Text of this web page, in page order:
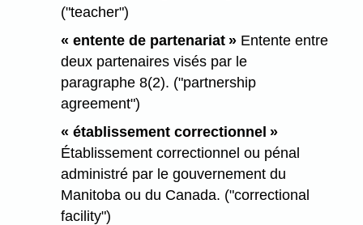
("teacher")
« entente de partenariat » Entente entre
deux partenaires visés par le
paragraphe 8(2). ("partnership
agreement")
« établissement correctionnel »
Établissement correctionnel ou pénal
administré par le gouvernement du
Manitoba ou du Canada. ("correctional
facility")